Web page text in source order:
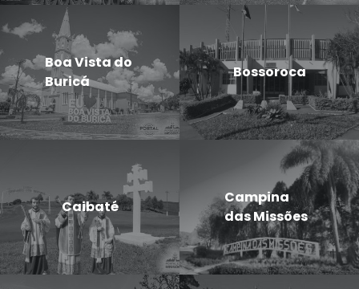
Boa Vista do
Buricá
Bossoroca
Caibaté
Campina
das Missões